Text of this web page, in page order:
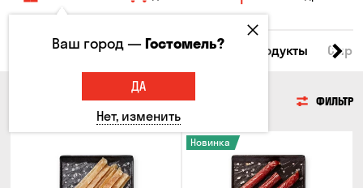
Все товары Мясо Рыба Морепродукты
ФИЛЬТР
Новинка
Ваш город —Гостомель?
ДА
Нет, изменить